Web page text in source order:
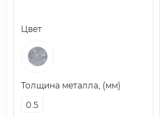
Цвет
Толщина металла, (мм)
0.5